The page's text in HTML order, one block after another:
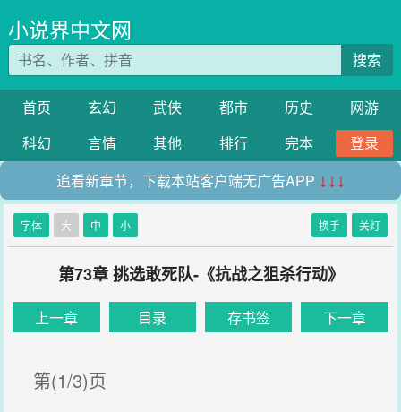
小说界中文网
搜索
首页 玄幻 武侠 都市 历史
网游
科幻
言情 其他 排行 完本
登录
追看新章节，下载本站客户端无广告APP ↓↓↓
字体 大 中 小 换手 关灯
第73章 挑选敢死队-《抗战之狙杀行动》
上一章 目录 存书签 下一章
第(1/3)页